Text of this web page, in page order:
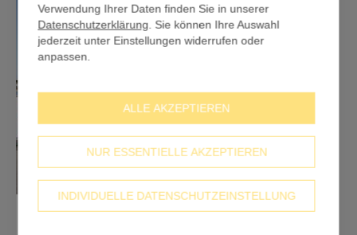
Verwendung Ihrer Daten finden Sie in unserer
Datenschutzerklärung. Sie können Ihre Auswahl
jederzeit unter Einstellungen widerrufen oder
anpassen.
ALLE AKZEPTIEREN
INDIVIDUELLE DATENSCHUTZEINSTELLUNG
NUR ESSENTIELLE AKZEPTIEREN